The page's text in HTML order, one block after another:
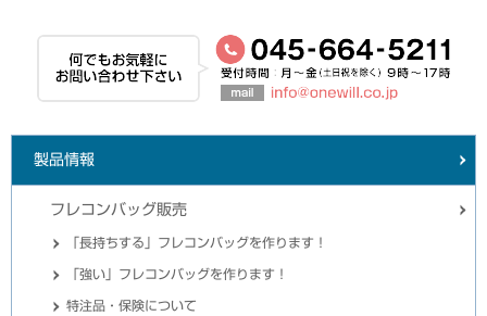
製品情報
フレコンバッグ販売
「長持ちする」フレコンバッグを作ります！
「強い」フレコンバッグを作ります！
特注品・保険について